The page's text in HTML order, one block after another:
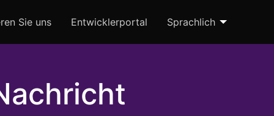
Sie uns Entwicklerportal Sprachlich